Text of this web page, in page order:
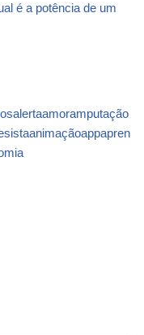
é a potência de um
alertaamoramputação
animaçãoappapren